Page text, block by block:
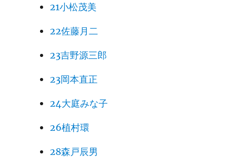
21小松茂美
22佐藤月二
23吉野源三郎
23岡本直正
24大庭みな子
26植村環
28森戸辰男